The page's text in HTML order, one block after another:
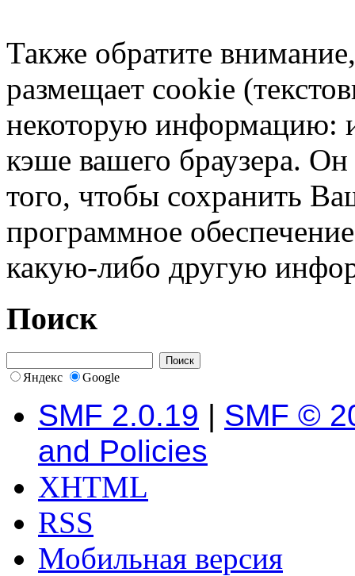
Также обратите
размещает cookie
некоторую информацию:
кэше вашего браузера.
того, чтобы сохранить
программное
какую-либо другую
Поиск
Яндекс Google
SMF 2.0.19 | SMF ©
and Policies
XHTML
RSS
Мобильная версия